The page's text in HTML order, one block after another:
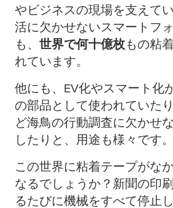
やビジネスの現場を支えて
活に欠かせないスマートフ
も、 世界で何十億枚もの粘
れています。
他にも、EV化やスマート化
の部品として使われていた
ど海鳥の行動調査に欠かせ
したりと、用途も様々です。
この世界に粘着テープがな
なるでしょうか？新聞の印
るたびに機械をすべて停止